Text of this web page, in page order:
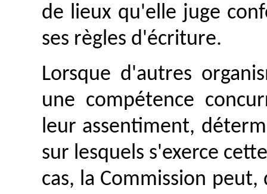
de lieux qu'elle juge
ses règles d'écriture.
Lorsque d'autres
une compétence
leur assentiment,
sur lesquels s'exerce
cas, la Commission